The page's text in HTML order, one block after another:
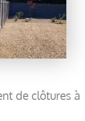
de clôtures à